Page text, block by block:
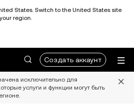
States. Switch to the United States site
region.
Создать аккаунт
исключительно для
услуги и функции могут быть